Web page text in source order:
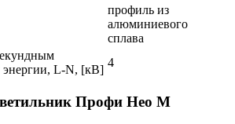
профиль из
алюминиевого
сплава
энергии, L-N, [кВ]
4
Профи Нео М